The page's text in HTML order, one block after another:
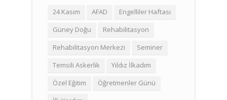
24 Kasım AFAD
Engelliler Haftası
Güney Doğu
Rehabilitasyon
Rehabilitasyon Merkezi
Seminer
Temsili Askerlik
Yıldız İlkadım
Özel Eğitim
Öğretmenler Günü